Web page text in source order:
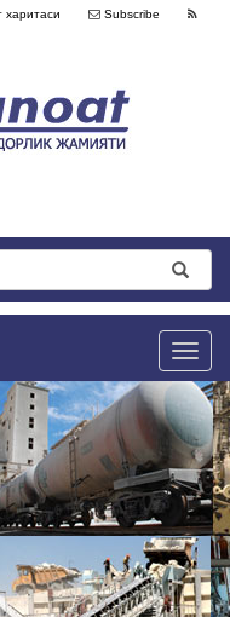
харитаси Subscribe
Toggle